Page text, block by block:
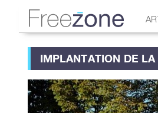
IMPLANTATION DE